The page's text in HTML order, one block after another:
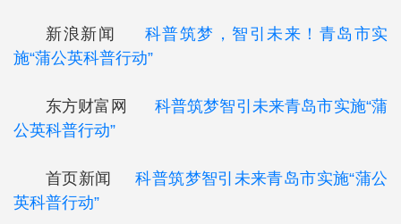
新浪新闻 科普筑梦，智引未来！青岛市实
施“蒲公英科普行动”
东方财富网
科普筑梦智引未来青岛市实施“蒲
公英科普行动”
首页新闻
科普筑梦智引未来青岛市实施“蒲公
英科普行动”